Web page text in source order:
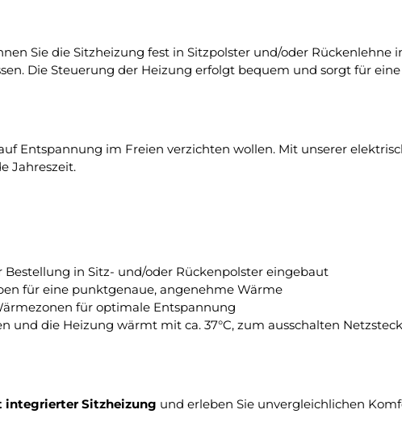
Sie die Sitzheizung fest in Sitzpolster und/oder Rückenlehne
Die Steuerung der Heizung erfolgt bequem und sorgt für
Entspannung im Freien verzichten wollen. Mit unserer
Jahreszeit.
Bestellung in Sitz- und/oder Rückenpolster eingebaut
für eine punktgenaue, angenehme Wärme
für optimale Entspannung
und die Heizung wärmt mit ca. 37°C, zum ausschalten
integrierter Sitzheizung und erleben Sie unvergleichlichen